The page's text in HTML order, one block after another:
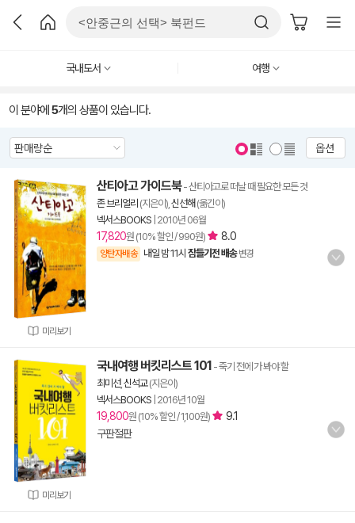
국내도서 여행
이 분야에 5개의 상품이 있습니다.
옵션
미리보기
산티아고 가이드북- 산티아고로 떠날 때 필요한 모든 것
존 브리얼리 (지은이), 신선해 (옮긴이)
넥서스BOOKS 2010년 06월
17,820원 (10% 할인 / 990원) 8.0
양탄자배송 내일 밤 11시 잠들기전 배송 변경
미리보기
국내여행 버킷리스트 101 - 죽기 전에 가 봐야 할
최미선, 신석교(지은이)
넥서스BOOKS 2016년 10월
19,800원 (10% 할인 / 1,100원)
9.1
구판절판